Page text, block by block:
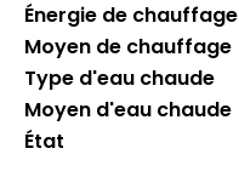
Énergie de chauffage
Moyen de chauffage
Type d'eau chaude
Moyen d'eau chaude
État